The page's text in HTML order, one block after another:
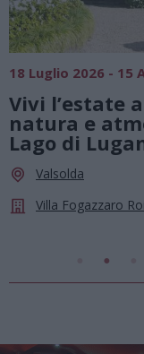
Tra
Summer
agosto,
le stelle